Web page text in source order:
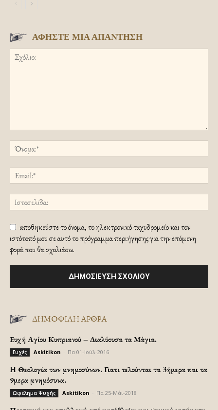
ΑΦΗΣΤΕ ΜΙΑ ΑΠΑΝΤΗΣΗ
αποθηκεύστε το όνομα, το ηλεκτρονικό ταχυδρομείο και τον
ιστότοπό μου σε αυτό το πρόγραμμα περιήγησης για την επόμενη
φορά που θα σχολιάσω.
ΔΗΜΟΦΙΛΗ ΑΡΘΡΑ
Ευχή Αγίου Κυπριανού – Διαλύουσα τα Μάγια.
Ευχές Askitikon Πα 01-Ιούλ-2016
H Θεολογία των μνημοσύνων. Γιατι τελούνται τα 3ήμερα και τα
9μερα μνημόσυνα.
Ωφέλημα Ψυχής Askitikon Πα 25-Μάι-2018